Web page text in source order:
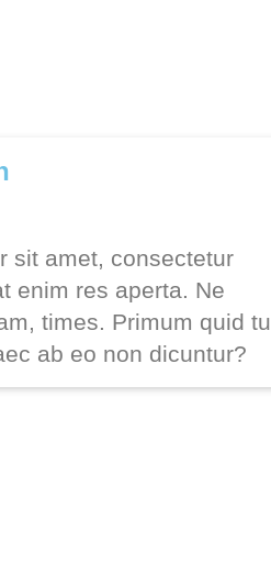
sit amet, consectetur
enim res aperta. Ne
times. Primum quid tu
ab eo non dicuntur?